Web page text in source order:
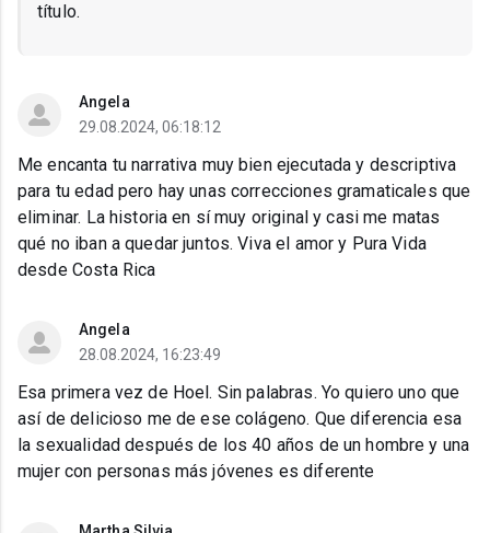
título.
Angela
29.08.2024, 06:18:12
Me encanta tu narrativa muy bien ejecutada y descriptiva
para tu edad pero hay unas correcciones gramaticales que
eliminar. La historia en sí muy original y casi me matas
qué no iban a quedar juntos. Viva el amor y Pura Vida
desde Costa Rica
Angela
28.08.2024, 16:23:49
Esa primera vez de Hoel. Sin palabras. Yo quiero uno que
así de delicioso me de ese colágeno. Que diferencia esa
la sexualidad después de los 40 años de un hombre y una
mujer con personas más jóvenes es diferente